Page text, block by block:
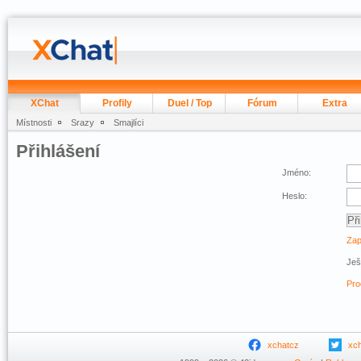
XChat Profily Duel / Top Fórum Extra
Místnosti Srazy Smajlíci
Přihlášení
Jméno:
Heslo:
xchatcz